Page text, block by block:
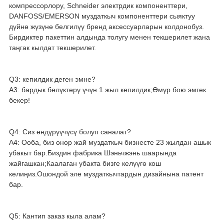
компрессорлору, Schneider электрдик компоненттери,
DANFOSS/EMERSON муздаткыч компоненттери сыяктуу
дүйнө жүзүнө белгилүү бренд аксессуарларын колдонобуз.
Бирдиктер пакеттин алдында толугу менен текшерилет жана
таңгак кылдат текшерилет.
Q3: кепилдик деген эмне?
A3: бардык бөлүктөрү үчүн 1 жыл кепилдик;Өмүр бою эмгек
бекер!
Q4: Сиз өндүрүүчүсү болуп саналат?
A4: Ооба, биз өнөр жай муздаткыч бизнесте 23 жылдан ашык
убакыт бар.Биздин фабрика Шэньчжэнь шаарында
жайгашкан;Каалаган убакта бизге келүүгө кош
келиңиз.Ошондой эле муздаткычтардын дизайнына патент
бар.
Q5: Кантип заказ кыла алам?